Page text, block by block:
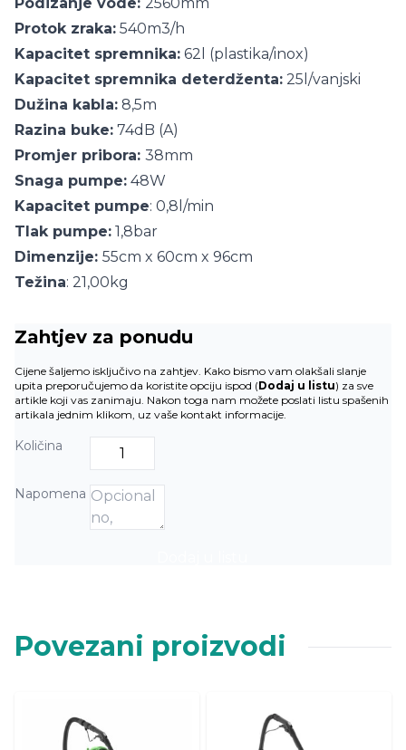
Protok zraka: 540m3/h
Kapacitet spremnika: 62l (plastika/inox)
Kapacitet spremnika deterdženta: 25l/vanjski
Dužina kabla: 8,5m
Razina buke: 74dB (A)
Promjer pribora: 38mm
Snaga pumpe: 48W
Kapacitet pumpe: 0,8l/min
Tlak pumpe: 1,8bar
Dimenzije: 55cm x 60cm x 96cm
Težina: 21,00kg
Zahtjev za ponudu
Cijene šaljemo isključivo na zahtjev. Kako bismo vam olakšali slanje
upita preporučujemo da koristite opciju ispod (Dodaj u listu) za sve
artikle koji vas zanimaju. Nakon toga nam možete poslati listu spašenih
artikala jednim klikom, uz vaše kontakt informacije.
Količina
Napomena
Povezani proizvodi